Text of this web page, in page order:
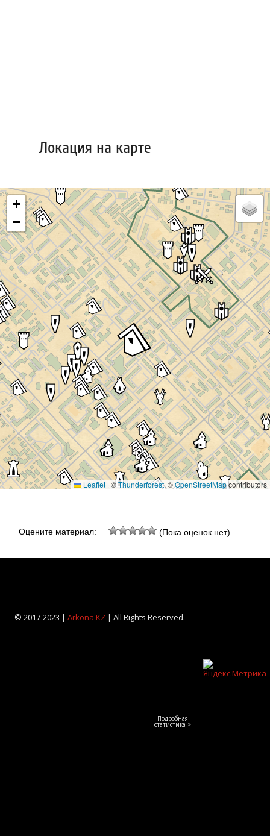
Локация на карте
+
−
Leaflet | ©Thunderforest, ©OpenStreetMapcontributors
Оцените материал: (Пока оценок нет)
© 2017-2023 | Arkona KZ| All Rights Reserved.
Подробная
статистика >